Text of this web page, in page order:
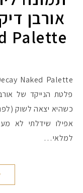
פלטת הנייקד של
כשהיא יצאה לשוק
אפילו שידלתי לא
למלאי…